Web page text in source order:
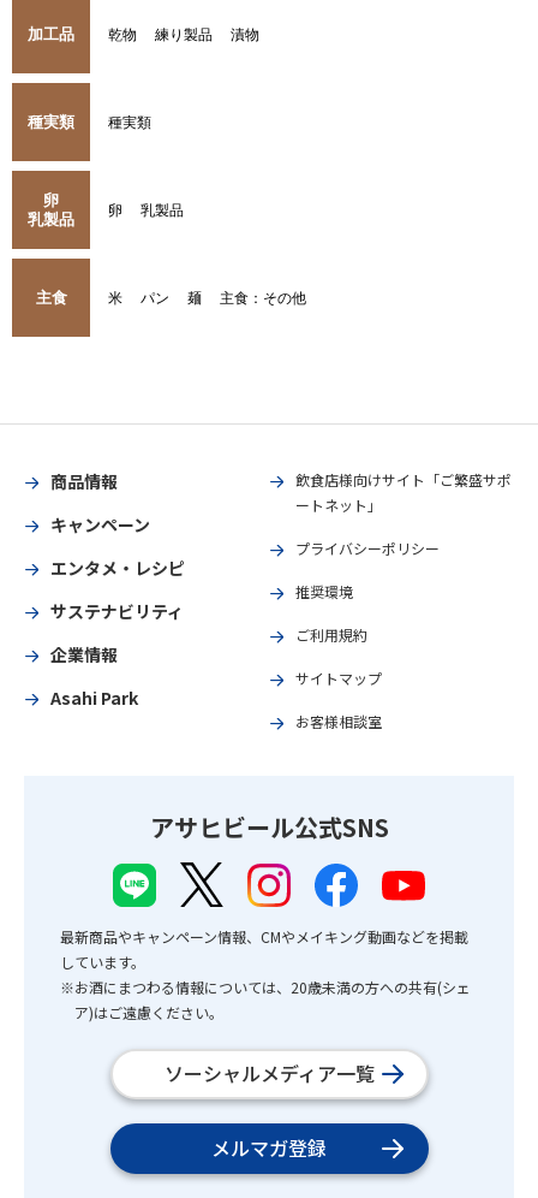
加工品 乾物 練り製品 漬物
種実類 種実類
卵
乳製品
卵 乳製品
主食 米 パン 麺 主食：その他
商品情報
キャンペーン
エンタメ・レシピ
サステナビリティ
企業情報
Asahi Park
飲食店様向けサイト「ご繁盛サポ
ートネット」
プライバシーポリシー
推奨環境
ご利用規約
サイトマップ
お客様相談室
アサヒビール公式SNS
最新商品やキャンペーン情報、CMやメイキング動画などを掲載
しています。
※お酒にまつわる情報については、20歳未満の方への共有(シェ
ア)はご遠慮ください。
ソーシャルメディア一覧
メルマガ登録